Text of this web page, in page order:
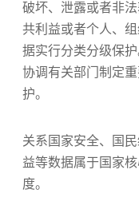
破坏、泄露或者非
共利益或者个人、
据实行分类分级保
协调有关部门制定
护。
关系国家安全、国
益等数据属于国家
度。